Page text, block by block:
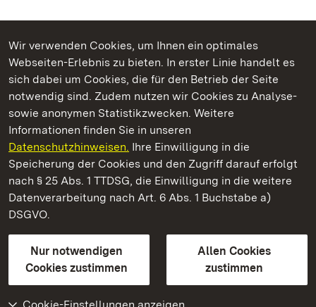
Wir verwenden Cookies, um Ihnen ein optimales
Webseiten-Erlebnis zu bieten. In erster Linie handelt es
sich dabei um Cookies, die für den Betrieb der Seite
notwendig sind. Zudem nutzen wir Cookies zu Analyse-
sowie anonymen Statistikzwecken. Weitere
Informationen finden Sie in unseren
Datenschutzhinweisen. Ihre Einwilligung in die
Speicherung der Cookies und den Zugriff darauf erfolgt
nach § 25 Abs. 1 TTDSG, die Einwilligung in die weitere
Datenverarbeitung nach Art. 6 Abs. 1 Buchstabe a)
DSGVO.
Nur notwendigen
Cookies zustimmen
Allen Cookies
zustimmen
Kommen. Staunen. Genießen.
Staatliche Schlösser und Gärten Baden‑Württemberg
Staatliche Schlösser und Gärten Baden-Württemberg
Kontakt
GebärdenspracheLeichte Sprache
Erklärung zur Barrierefreiheit
BITV-konform (geprüfte Seiten)